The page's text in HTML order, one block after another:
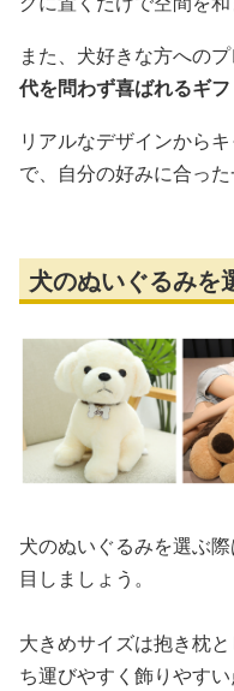
また、犬好きな方への
代を問わず喜ばれるギフ
リアルなデザインから
で、自分の好みに合っ
犬のぬいぐるみを
犬のぬいぐるみを選ぶ際
目しましょう。
大きめサイズは抱き枕
ち運びやすく飾りやすい